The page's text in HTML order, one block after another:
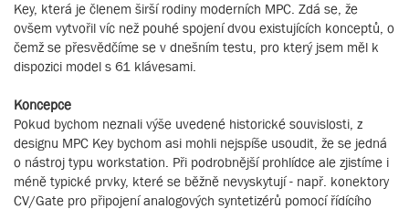
Key, která je členem širší rodiny moderních MPC. Zdá se, že
ovšem vytvořil víc než pouhé spojení dvou existujících konceptů, o
čemž se přesvědčíme se v dnešním testu, pro který jsem měl k
dispozici model s 61 klávesami.
Koncepce
Pokud bychom neznali výše uvedené historické souvislosti, z
designu MPC Key bychom asi mohli nejspíše usoudit, že se jedná
o nástroj typu workstation. Při podrobnější prohlídce ale zjistíme i
méně typické prvky, které se běžně nevyskytují - např. konektory
CV/Gate pro připojení analogových syntetizérů pomocí řídícího